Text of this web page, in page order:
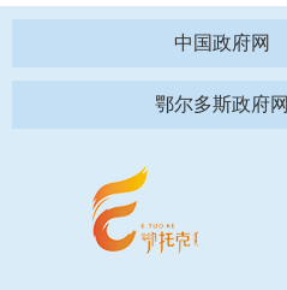
中国政府网
鄂尔多斯政府网